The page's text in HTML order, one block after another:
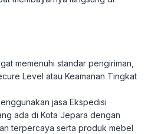
memenuhi standar pengiriman,
Level atau Keamanan Tingkat
jasa Ekspedisi
ada di Kota Jepara dengan
terpercaya serta produk mebel